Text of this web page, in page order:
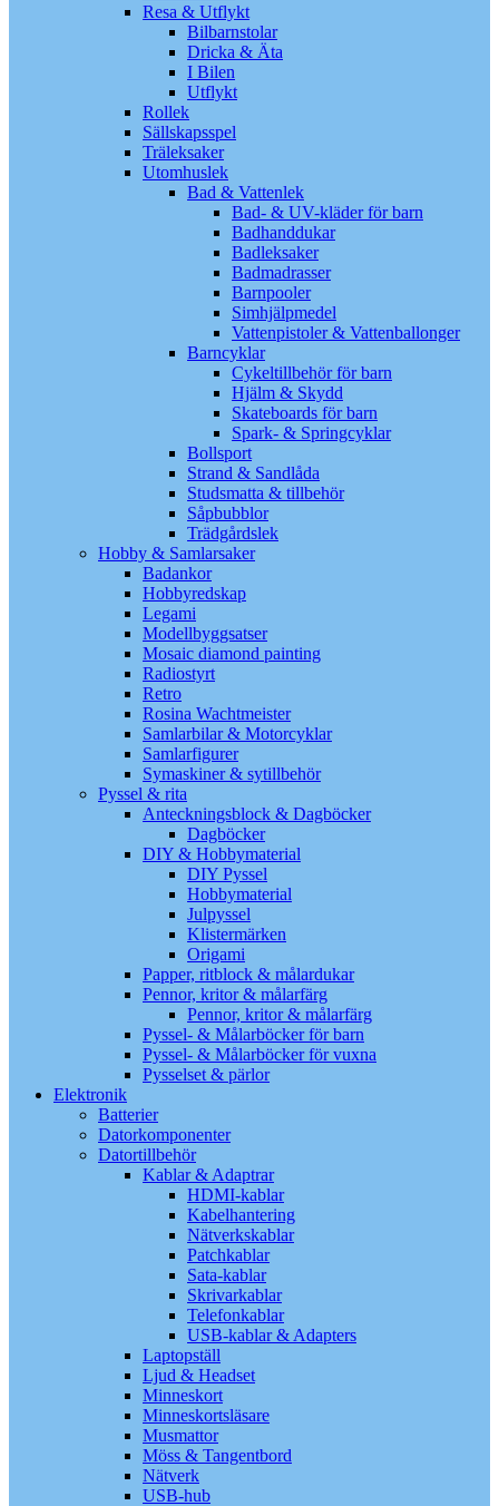
Resa & Utflykt
Bilbarnstolar
Dricka & Äta
I Bilen
Utflykt
Rollek
Sällskapsspel
Träleksaker
Utomhuslek
Bad & Vattenlek
Bad- & UV-kläder för barn
Badhanddukar
Badleksaker
Badmadrasser
Barnpooler
Simhjälpmedel
Vattenpistoler & Vattenballonger
Barncyklar
Cykeltillbehör för barn
Hjälm & Skydd
Skateboards för barn
Spark- & Springcyklar
Bollsport
Strand & Sandlåda
Studsmatta & tillbehör
Såpbubblor
Trädgårdslek
Hobby & Samlarsaker
Badankor
Hobbyredskap
Legami
Modellbyggsatser
Mosaic diamond painting
Radiostyrt
Retro
Rosina Wachtmeister
Samlarbilar & Motorcyklar
Samlarfigurer
Symaskiner & sytillbehör
Pyssel & rita
Anteckningsblock & Dagböcker
Dagböcker
DIY & Hobbymaterial
DIY Pyssel
Hobbymaterial
Julpyssel
Klistermärken
Origami
Papper, ritblock & målardukar
Pennor, kritor & målarfärg
Pennor, kritor & målarfärg
Pyssel- & Målarböcker för barn
Pyssel- & Målarböcker för vuxna
Pysselset & pärlor
Elektronik
Batterier
Datorkomponenter
Datortillbehör
Kablar & Adaptrar
HDMI-kablar
Kabelhantering
Nätverkskablar
Patchkablar
Sata-kablar
Skrivarkablar
Telefonkablar
USB-kablar & Adapters
Laptopställ
Ljud & Headset
Minneskort
Minneskortsläsare
Musmattor
Möss & Tangentbord
Nätverk
USB-hub